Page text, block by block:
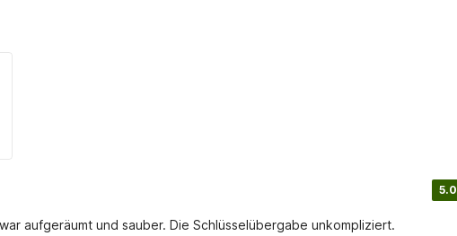
5.0
aufgeräumt und sauber. Die Schlüsselübergabe unkompliziert.